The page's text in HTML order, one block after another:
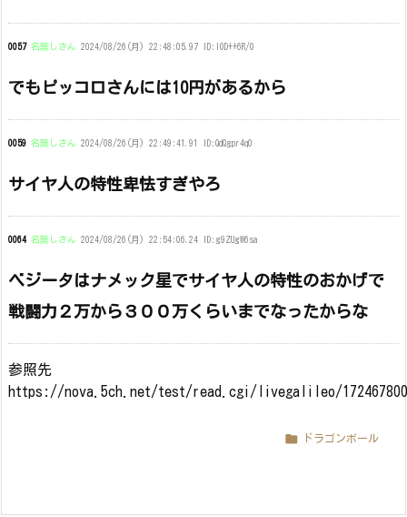
0057 名無しさん 2024/08/26(月) 22:48:05.97 ID:l0D++6R/0
でもピッコロさんには10円があるから
0059 名無しさん 2024/08/26(月) 22:49:41.91 ID:QdQgpr4q0
サイヤ人の特性卑怯すぎやろ
0064 名無しさん 2024/08/26(月) 22:54:06.24 ID:g9ZUgW6sa
ベジータはナメック星でサイヤ人の特性のおかげで
戦闘力２万から３００万くらいまでなったからな
参照先
https://nova.5ch.net/test/read.cgi/livegalileo/
 ドラゴンボール